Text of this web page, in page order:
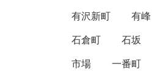
有沢新町
有峰
石倉町
石坂
市場
一番町